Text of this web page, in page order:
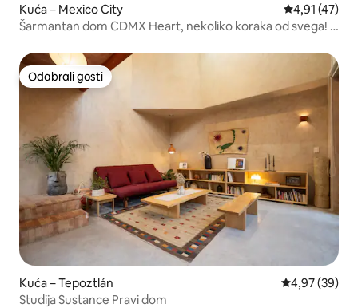
Kuća – Mexico City Prosječna
4,91 (47)
Šarmantan dom CDMX Heart, nekoliko koraka od svega! 2
Odabrali gosti
Odabrali gosti
Kuća – Tepoztlán Prosječna
4,97 (39)
Studija Sustance Pravi dom